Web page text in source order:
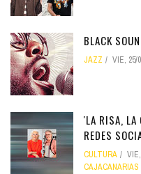
BLACK
JAZZ VIE, 25/
'LA RISA, LA
REDES
CULTURA
CAJACANARIAS